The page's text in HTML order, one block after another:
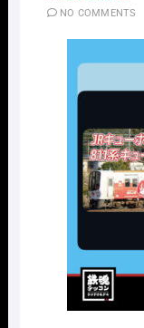
NO COMMENTS